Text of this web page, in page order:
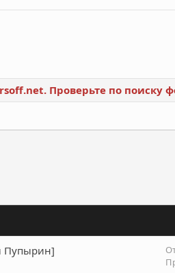
. Проверьте по поиску
Пупырин]